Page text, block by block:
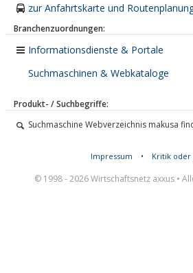
zur Anfahrtskarte und
Branchenzuordnungen:
Informationsdienste & Portale
Suchmaschinen & Webkataloge
Produkt- / Suchbegriffe:
Suchmaschine Webverzeichnis makusa
Impressum • Kritik oder
© 1998 - 2026 Wirtschaftsnetz axxus •